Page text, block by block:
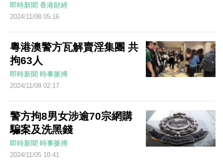
即時新聞 香港財經
2024/11/08 05:16
粵港澳警方瓦解賣淫集團 共
拘63人
即時新聞 時事脈搏
2024/11/08 02:17
警方拘8男女涉逾70宗網購
騙案及洗黑錢
即時新聞 時事脈搏
2024/11/05 10:41